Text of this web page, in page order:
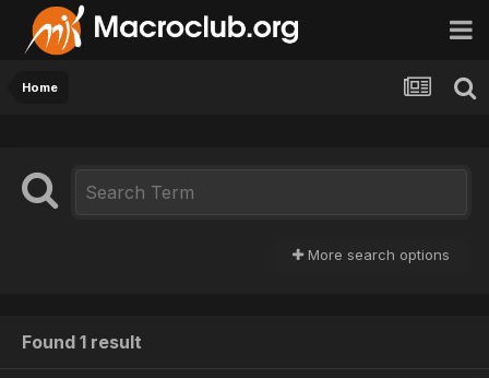
Home
More search options
Found 1 result